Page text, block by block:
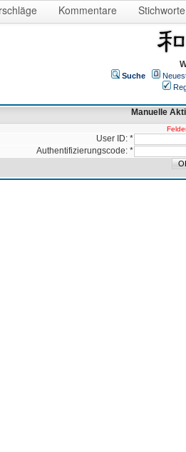
Kommentare Stichworte
Suche
Manuelle
User ID: *
Authentifizierungscode: *